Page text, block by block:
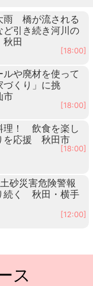
雨 橋が流される
引き続き河川の
田
[18:00]
や廃材を使って
づくり」に挑
市
[18:00]
理！ 飲食を楽し
を応援 秋田市
[18:00]
砂災害危険警報
続く 秋田・横手
[12:00]
ス